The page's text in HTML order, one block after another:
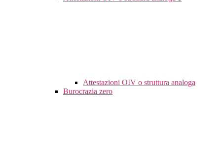
Attestazioni OIV o struttura analoga
Burocrazia zero